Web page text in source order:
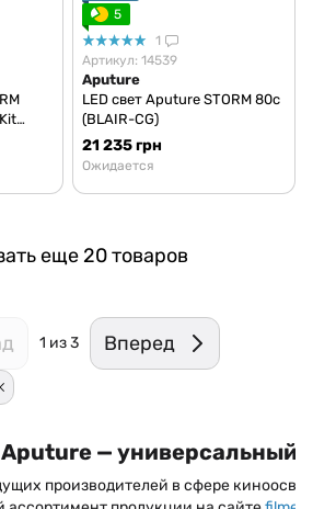
5
1
Артикул: 14539
Aputure
LED свет Aputure STORM 80c
(BLAIR-CG)
21 235 грн
Ожидается
еще 20 товаров
1 из 3 Вперед
Aputure — универсальный
производителей в сфере